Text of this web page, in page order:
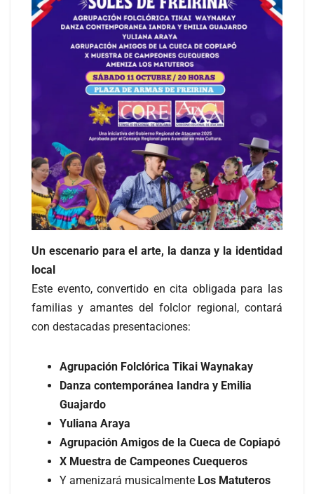
Un escenario para el arte, la danza y la identidad
local
Este evento, convertido en cita obligada para las
familias y amantes del folclor regional, contará
con destacadas presentaciones:
Agrupación Folclórica Tikai Waynakay
Danza contemporánea Iandra y Emilia
Guajardo
Yuliana Araya
Agrupación Amigos de la Cueca de Copiapó
X Muestra de Campeones Cuequeros
Y amenizará musicalmente Los Matuteros